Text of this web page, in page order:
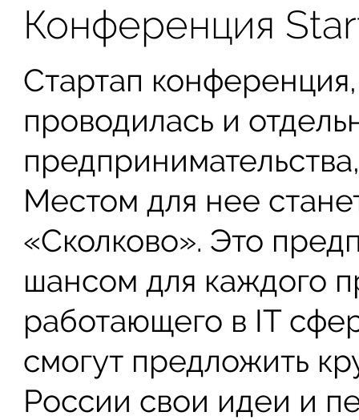
Конференция
Стартап
проводилась и
Местом для нее
«Сколково». Это
шансом для каждого
работающего в IT
смогут предложить
России свои идеи и